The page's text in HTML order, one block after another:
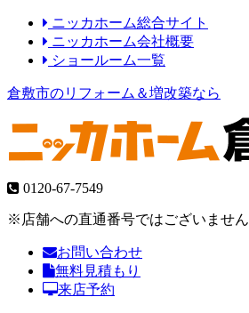
ニッカホーム総合サイト
ニッカホーム会社概要
ショールーム一覧
倉敷市のリフォーム＆増改築なら
0120-67-7549
※店舗への直通番号ではございません
お問い合わせ
無料見積もり
来店予約